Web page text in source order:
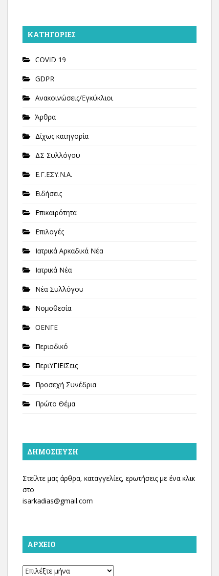
KΑΤΗΓΟΡΊΕΣ
COVID 19
GDPR
Ανακοινώσεις/Εγκύκλιοι
Άρθρα
Δίχως κατηγορία
ΔΣ Συλλόγου
Ε.Γ.ΕΣΥ.Ν.Α.
Ειδήσεις
Επικαιρότητα
Επιλογές
Ιατρικά Αρκαδικά Νέα
Ιατρικά Νέα
Νέα Συλλόγου
Νομοθεσία
ΟΕΝΓΕ
Περιοδικό
ΠεριΥΓΙΕΙΣεις
Προσεχή Συνέδρια
Πρώτο Θέμα
ΔΗΜΟΣΊΕΥΣΗ
Στείλτε μας άρθρα, καταγγελίες, ερωτήσεις με ένα κλικ
στο
isarkadias@gmail.com
ΑΡΧΕΊΟ
Αρχείο